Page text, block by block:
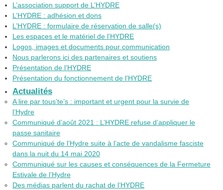
L’association support de L’HYDRE
L’HYDRE : adhésion et dons
L’HYDRE : formulaire de réservation de salle(s)
Les espaces et le matériel de l’HYDRE
Logos, images et documents pour communication
Nous parlerons ici des partenaires et soutiens
Présentation de l’HYDRE
Présentation du fonctionnement de l’HYDRE
Actualités
A lire par tous’te’s : important et urgent pour la survie de
l’Hydre
Communiqué d’août 2021 : L’HYDRE refuse d’appliquer le
passe sanitaire
Communiqué de l’Hydre suite à l’acte de vandalisme fasciste
dans la nuit du 14 mai 2020
Communiqué sur les causes et conséquences de la Fermeture
Estivale de l’Hydre
Des médias parlent du rachat de l’HYDRE